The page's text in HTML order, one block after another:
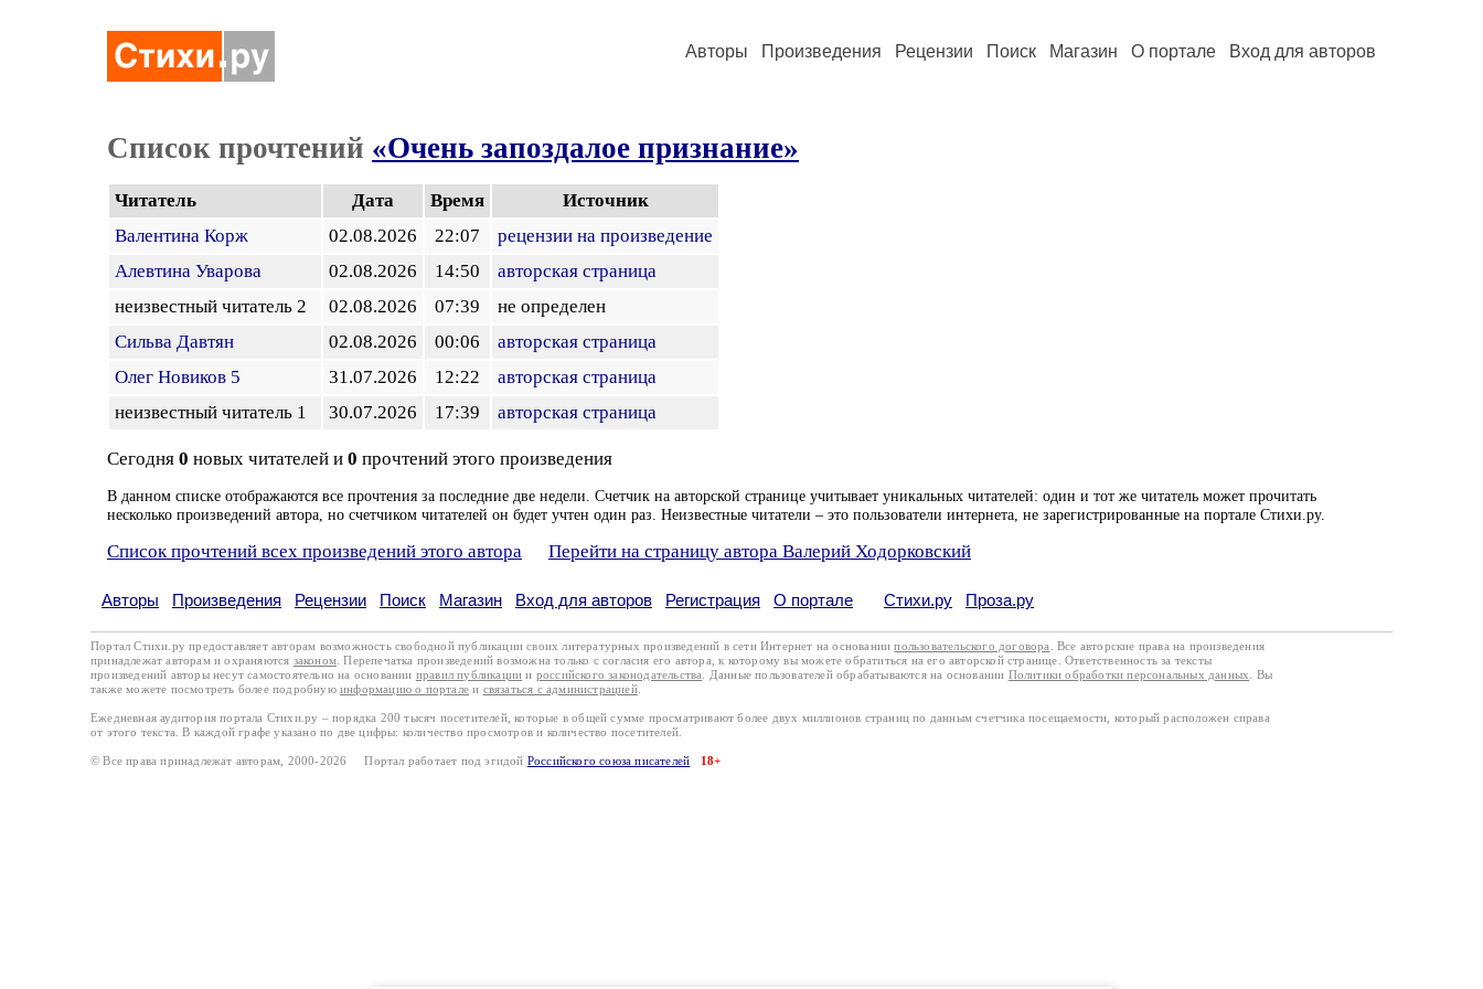
Авторы Произведения Рецензии Поиск Магазин О портале Вход для авторов
Список прочтений «Очень запоздалое признание»
Читатель Дата Время
Источник
Валентина Корж
02.08.2026 22:07
рецензии на произведение
Алевтина Уварова
02.08.2026 14:50
авторская страница
неизвестный читатель 2
02.08.2026 07:39
не определен
Сильва Давтян
02.08.2026 00:06
авторская страница
Олег Новиков 5
31.07.2026 12:22
авторская страница
неизвестный читатель 1
30.07.2026 17:39 авторская страница
Сегодня 0 новых читателей и 0 прочтений этого произведения
В данном списке отображаются все прочтения за последние две недели. Счетчик на авторской странице учитывает уникальных читателей: один и тот же читатель может прочитать
несколько произведений автора, но счетчиком читателей он будет учтен один раз. Неизвестные читатели – это пользователи интернета, не зарегистрированные на портале Стихи.ру.
Список прочтений всех произведений этого автора Перейти на страницу автора Валерий Ходорковский
Авторы Произведения Рецензии Поиск Магазин Вход для авторов Регистрация О портале Стихи.ру Проза.ру
Портал Стихи.ру предоставляет авторам возможность свободной публикации своих литературных произведений в сети Интернет на основаниипользовательского договора
. Все авторские права на произведения
принадлежат авторам и охраняются законом . Перепечатка произведений возможна только с согласия его автора, к которому вы можете обратиться на его авторской странице. Ответственность за тексты
произведений авторы несут самостоятельно на основании правил публикации и российского законодательства . Данные пользователей обрабатываются на основании Политики обработки персональных данных
. Вы
также можете посмотреть более подробную информацию о портале и связаться с администрацией.
Ежедневная аудитория портала Стихи.ру – порядка 200 тысяч посетителей, которые в общей сумме просматривают более двух миллионов страниц по данным счетчика посещаемости, который расположен справа
от этого текста. В каждой графе указано по две цифры: количество просмотров и количество посетителей.
© Все права принадлежат авторам, 2000-2026 Портал работает под эгидой Российского союза писателей 18+